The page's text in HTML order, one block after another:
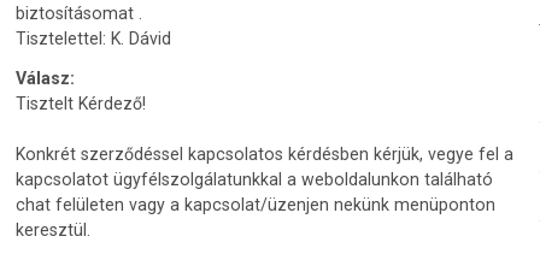
biztosításomat .
Tisztelettel: K. Dávid
Válasz:
Tisztelt Kérdező!
Konkrét szerződéssel kapcsolatos kérdésben kérjük, vegye fel a
kapcsolatot ügyfélszolgálatunkkal a weboldalunkon található
chat felületen vagy a kapcsolat/üzenjen nekünk menüponton
keresztül.